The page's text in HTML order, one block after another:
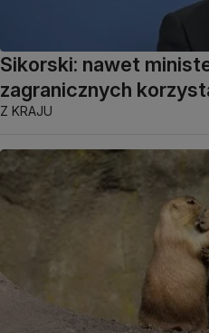
Sikorski: nawet
zagranicznych
Z KRAJU